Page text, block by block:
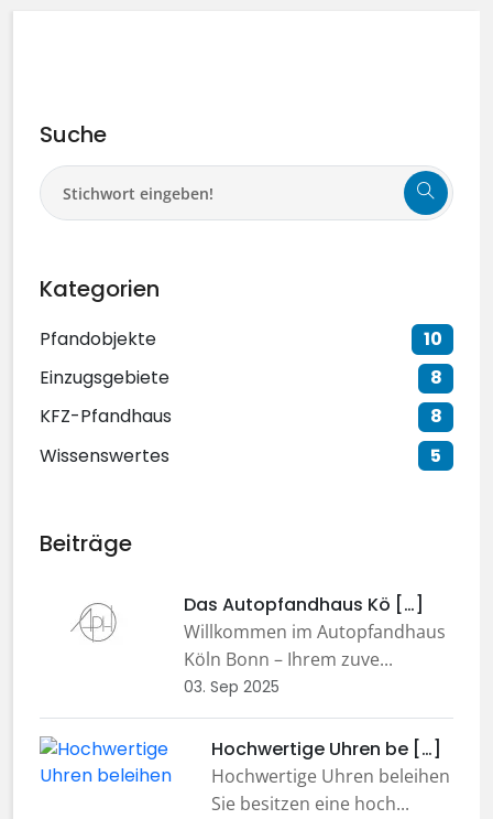
Suche
Kategorien
Pfandobjekte
10
Einzugsgebiete
8
KFZ-Pfandhaus
8
Wissenswertes
5
Beiträge
Das Autopfandhaus Kö […]
Willkommen im Autopfandhaus
Köln Bonn – Ihrem zuve...
03. Sep 2025
Hochwertige Uhren be […]
Hochwertige Uhren beleihen
Sie besitzen eine hoch...